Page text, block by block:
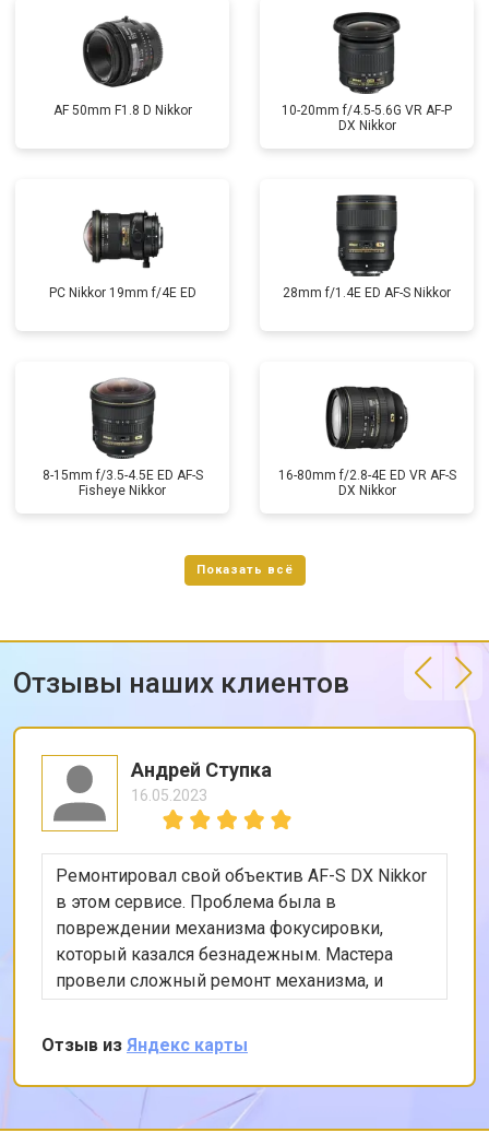
AF 50mm F1.8 D Nikkor
10-20mm f/4.5-5.6G VR AF-P
DX Nikkor
PC Nikkor 19mm f/4E ED 28mm f/1.4E ED AF-S Nikkor
8-15mm f/3.5-4.5E ED AF-S
Fisheye Nikkor
16-80mm f/2.8-4E ED VR AF-S
DX Nikkor
Отзывы наших клиентов
Андрей Ступка
16.05.2023
Ремонтировал свой объектив AF-S DX Nikkor
в этом сервисе. Проблема была в
повреждении механизма фокусировки,
который казался безнадежным. Мастера
провели сложный ремонт механизма, и
теперь объектив функционирует идеально.
Отзыв из Яндекс карты